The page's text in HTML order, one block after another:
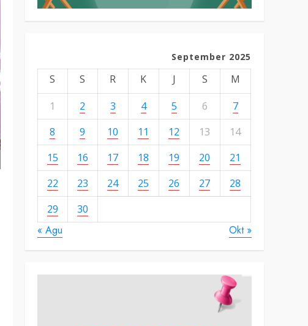
September 2025
S S R K J S
M
1
2 3 4 5 6
7
8
9 10 11 12 13
14
15
16 17 18 19 20
21
22
23 24 25 26 27
28
29
30
« Agu Okt »